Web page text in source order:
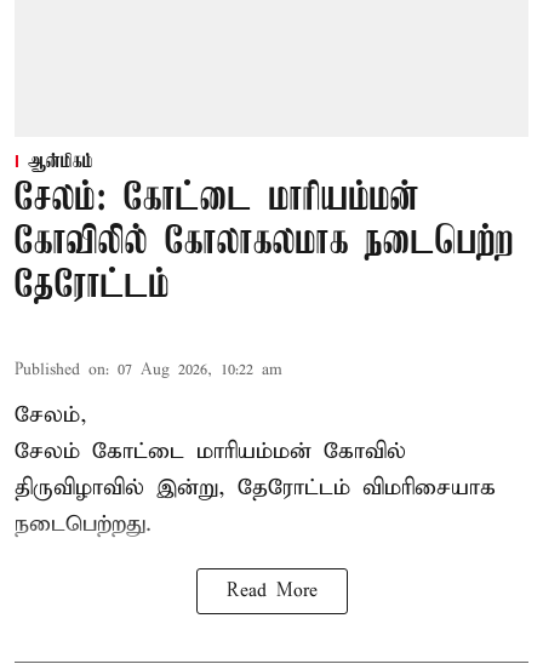
ஆன்மிகம்
சேலம்: கோட்டை மாரியம்மன்
கோவிலில் கோலாகலமாக நடைபெற்ற
தேரோட்டம்
Published on: 07 Aug 2026, 10:22 am
சேலம்,
சேலம் கோட்டை மாரியம்மன் கோவில்
திருவிழாவில் இன்று, தேரோட்டம் விமரிசையாக
நடைபெற்றது.
Read More